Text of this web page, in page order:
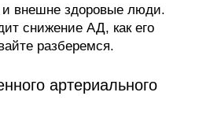
внешне здоровые люди.
снижение АД, как его
разберемся.
артериального